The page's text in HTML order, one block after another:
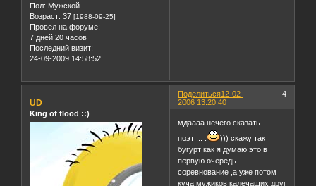
Пол: Мужской
Возраст: 37 [1988-09-25]
Провел на форуме:
7 дней 20 часов
Последний визит:
24-09-2009 14:58:52
Поделиться 4
12-02-
2006 13:20:40
UD
King of flood ::)
мдаааа нечего сказать ...
поэт ... :
))) скажу так
бугурт как я думаю это в
первую очередь
соревнование ,а уже потом
куча мужиков калечащих друг